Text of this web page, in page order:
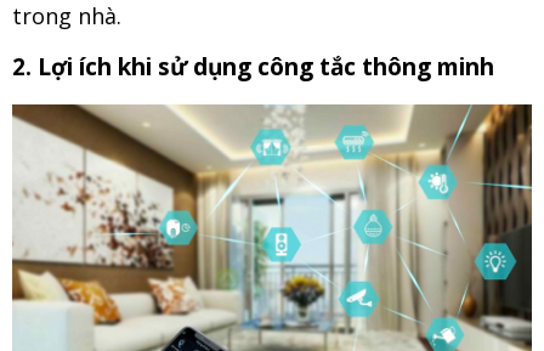
trong nhà.
2. Lợi ích khi sử dụng công tắc thông minh